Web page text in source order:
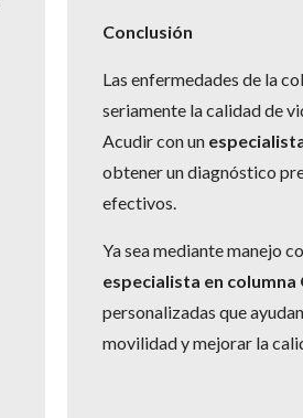
Conclusión
Las enfermedades de la
seriamente la calidad de
Acudir con un
obtener un diagnóstico
efectivos.
Ya sea mediante manejo
especialista en
personalizadas que
movilidad y mejorar la